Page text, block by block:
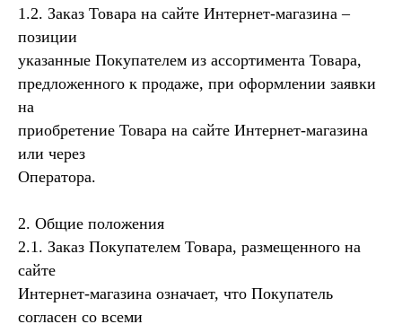
1.2. Заказ Товара на сайте Интернет-магазина –
позиции
указанные Покупателем из ассортимента Товара,
предложенного к продаже, при оформлении заявки
на
приобретение Товара на сайте Интернет-магазина
или через
Оператора.
2. Общие положения
2.1. Заказ Покупателем Товара, размещенного на
сайте
Интернет-магазина означает, что Покупатель
согласен со всеми